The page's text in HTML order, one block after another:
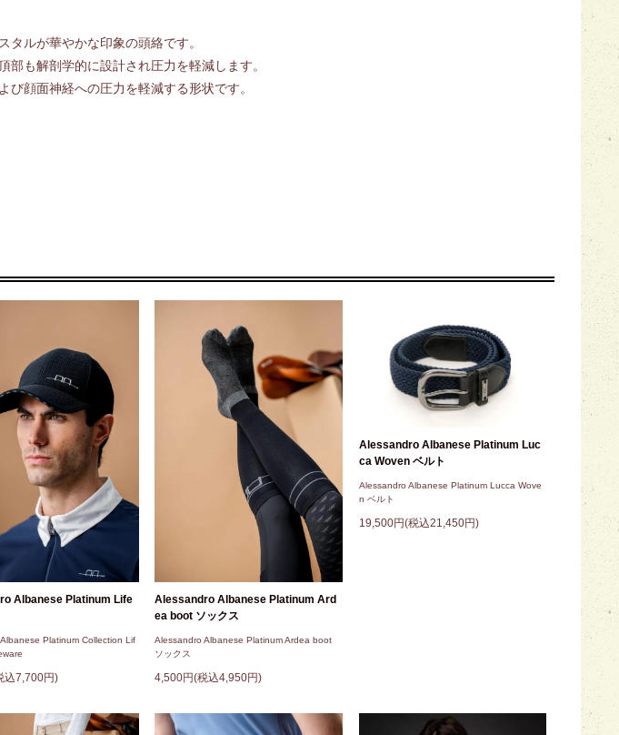
ルが華やかな印象の頭絡です。
も解剖学的に設計され圧力を軽減します。
顔面神経への圧力を軽減する形状です。
Albanese Platinum Life
Platinum Collection Lif
込7,700円)
Alessandro Albanese Platinum Ard
ea boot ソックス
Alessandro Albanese Platinum Ardea boot
ソックス
4,500円(税込4,950円)
Alessandro Albanese Platinum Luc
ca Woven ベルト
Alessandro Albanese Platinum Lucca Wove
n ベルト
19,500円(税込21,450円)